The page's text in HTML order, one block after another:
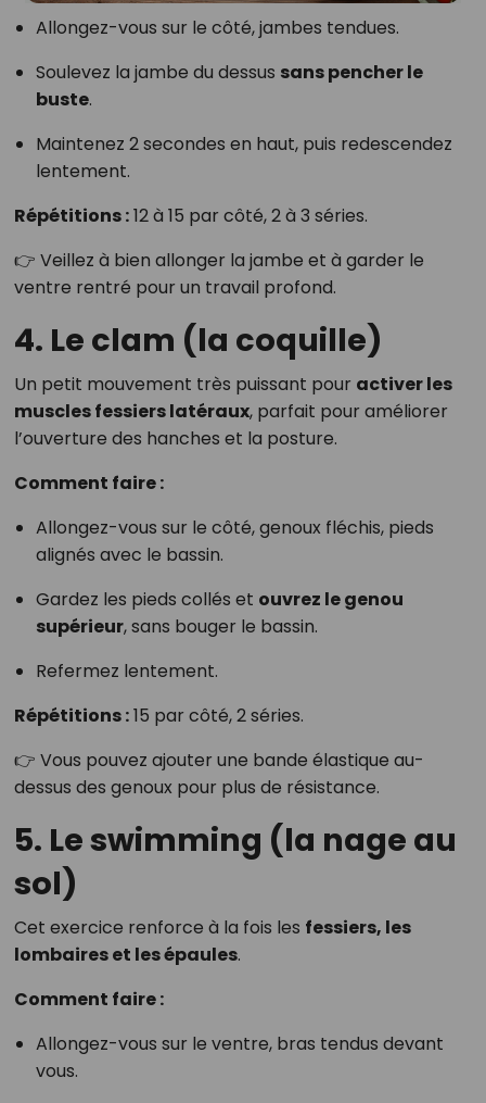
Allongez-vous sur le côté, jambes tendues.
Soulevez la jambe du dessus sans pencher le
buste.
Maintenez 2 secondes en haut, puis redescendez
lentement.
Répétitions :12 à 15 par côté, 2 à 3 séries.
👉 Veillez à bien allonger la jambe et à garder le
ventre rentré pour un travail profond.
4. Le clam (la coquille)
Un petit mouvement très puissant pour activer les
muscles fessiers latéraux, parfait pour améliorer
l’ouverture des hanches et la posture.
Comment faire :
Allongez-vous sur le côté, genoux fléchis, pieds
alignés avec le bassin.
Gardez les pieds collés et ouvrez le genou
supérieur, sans bouger le bassin.
Refermez lentement.
Répétitions :15 par côté, 2 séries.
👉 Vous pouvez ajouter une bande élastique au-
dessus des genoux pour plus de résistance.
5. Le swimming (la nage au
sol)
Cet exercice renforce à la fois les fessiers, les
lombaires et les épaules.
Comment faire :
Allongez-vous sur le ventre, bras tendus devant
vous.